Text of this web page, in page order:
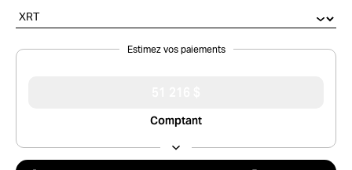
Estimez vos paiements
Comptant